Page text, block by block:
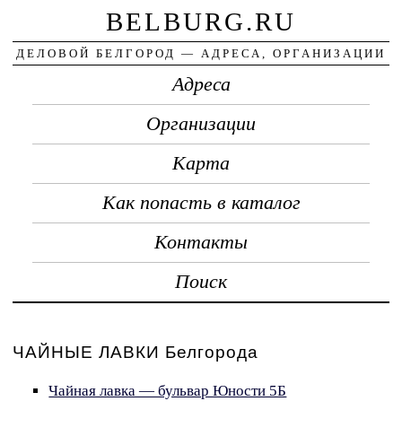
BELBURG.RU
ДЕЛОВОЙ БЕЛГОРОД — АДРЕСА, ОРГАНИЗАЦИИ
Адреса
Организации
Карта
Как попасть в каталог
Контакты
Поиск
ЧАЙНЫЕ ЛАВКИ Белгорода
Чайная лавка — бульвар Юности 5Б